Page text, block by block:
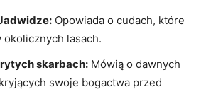
Opowiada o cudach, które
okolicznych lasach.
skarbach: Mówią o dawnych
swoje bogactwa przed